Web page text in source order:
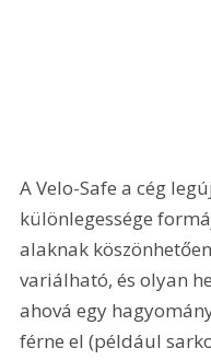
A Velo-Safe a cég
különlegessége
alaknak
variálható, és olyan
ahová egy
férne el (például